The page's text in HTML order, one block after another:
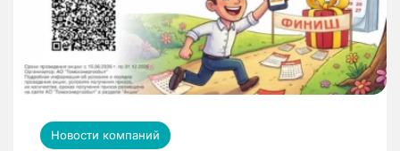
Новости компаний